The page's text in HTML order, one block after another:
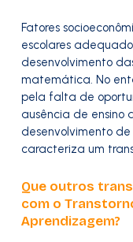
Fatores
escolares
desenvolvimento
matemática. No
pela falta de
ausência de ensino
desenvolvimento
caracteriza um
Que outros
com o
Aprendizagem?